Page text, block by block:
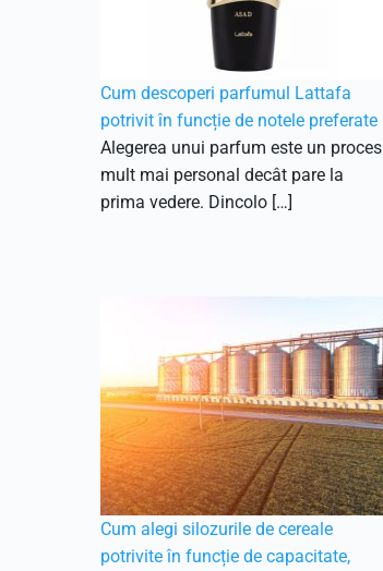
Cum descoperi parfumul Lattafa
potrivit în funcție de notele preferate
Alegerea unui parfum este un proces
mult mai personal decât pare la
prima vedere. Dincolo […]
Cum alegi silozurile de cereale
potrivite în funcție de capacitate,